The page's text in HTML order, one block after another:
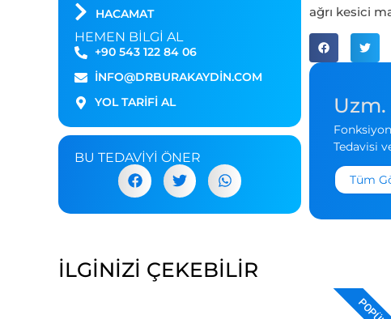
HACAMAT
HEMEN BILGI AL
+90 543 122 84 06
INFO@DRBURAKAYDIN.COM
YOL TARİFİ AL
BU TEDAVIYI ÖNER
ağrı kesici
Uzm.
Tedavisi
Tüm
İLGİNİZİ ÇEKEBİLİR